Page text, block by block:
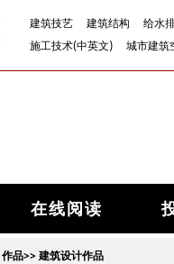
建筑技艺 建筑结构
给水
施工技术(中英文)
城市建筑
在线阅读
作品>>建筑设计作品